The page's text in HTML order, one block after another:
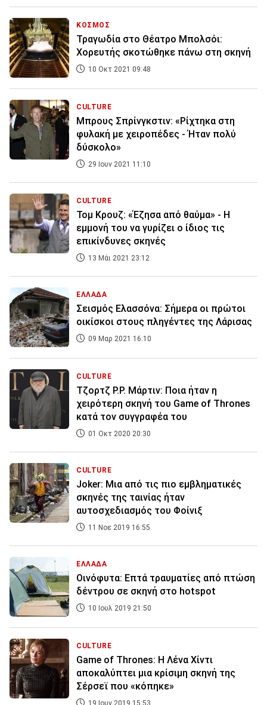
ΚΟΣΜΟΣ
Τραγωδία στο Θέατρο Μπολσόι:
Χορευτής σκοτώθηκε πάνω στη σκηνή
10 Οκτ 2021 09:48
CULTURE
Μπρους Σπρίνγκστιν: «Ρίχτηκα στη
φυλακή με χειροπέδες - Ήταν πολύ
δύσκολο»
29 Ιουν 2021 11:10
CULTURE
Τομ Κρουζ: «Έζησα από θαύμα» - Η
εμμονή του να γυρίζει ο ίδιος τις
επικίνδυνες σκηνές
13 Μάι 2021 23:12
ΕΛΛΑΔΑ
Σεισμός Ελασσόνα: Σήμερα οι πρώτοι
οικίσκοι στους πληγέντες της Λάρισας
09 Μαρ 2021 16:10
CULTURE
Τζορτζ Ρ.Ρ. Μάρτιν: Ποια ήταν η
χειρότερη σκηνή του Game of Thrones
κατά τον συγγραφέα του
01 Οκτ 2020 20:30
CULTURE
Joker: Μια από τις πιο εμβληματικές
σκηνές της ταινίας ήταν
αυτοσχεδιασμός του Φοίνιξ
11 Νοε 2019 16:55
ΕΛΛΑΔΑ
Οινόφυτα: Επτά τραυματίες από πτώση
δέντρου σε σκηνή στο hotspot
10 Ιουλ 2019 21:50
CULTURE
Game of Thrones: Η Λένα Χίντι
αποκαλύπτει μια κρίσιμη σκηνή της
Σέρσεϊ που «κόπηκε»
19 Ιουν 2019 15:53